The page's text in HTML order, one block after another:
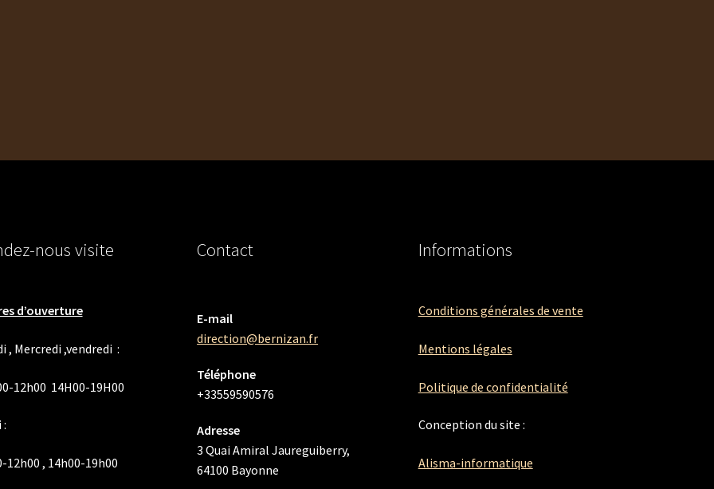
nous visite
d’ouverture
, Mercredi ,vendredi :
12h00 14H00-19H00
:
12h00 , 14h00-19h00
Contact
E-mail
direction@bernizan.fr
Téléphone
+33559590576
Adresse
3 Quai Amiral Jaureguiberry,
64100 Bayonne
Informations
Conditions générales de vente
Mentions légales
Politique de confidentialité
Conception du site :
Alisma-informatique